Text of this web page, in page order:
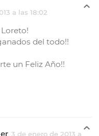
a las 18:02
del todo!!
un Feliz Año!!
3 de enero de 2013 a